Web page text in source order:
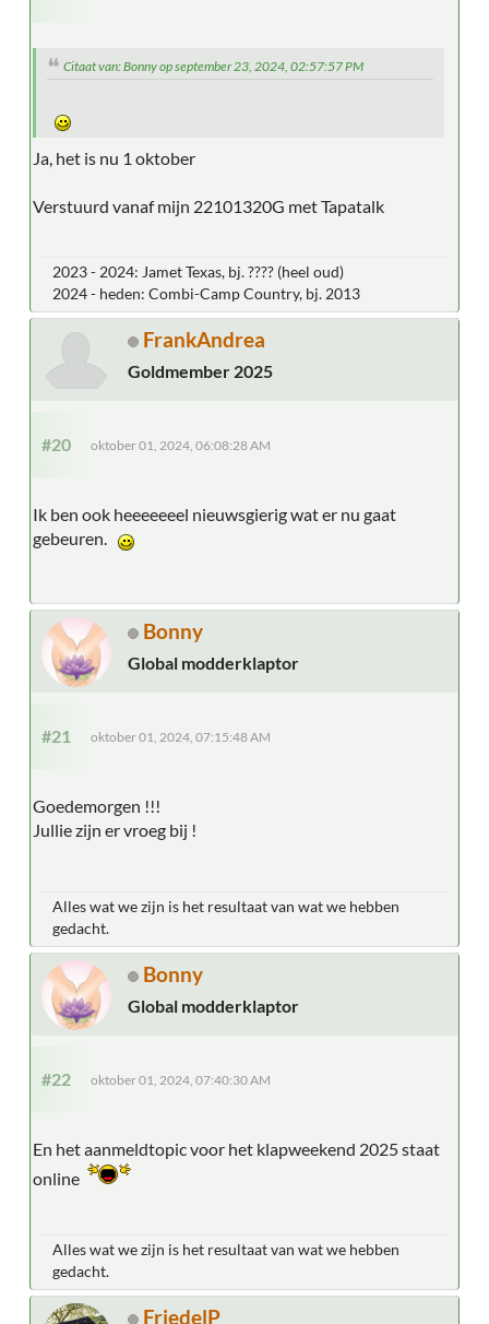
Citaat van: Bonny op september 23, 2024, 02:57:57 PM
Ja, het is nu 1 oktober
Verstuurd vanaf mijn 22101320G met Tapatalk
2023 - 2024: Jamet Texas, bj. ???? (heel oud)
2024 - heden: Combi-Camp Country, bj. 2013
FrankAndrea
Goldmember 2025
#20 oktober 01, 2024, 06:08:28 AM
Ik ben ook heeeeeeel nieuwsgierig wat er nu gaat
gebeuren.
Bonny
Global modderklaptor
#21 oktober 01, 2024, 07:15:48 AM
Goedemorgen !!!
Jullie zijn er vroeg bij !
Alles wat we zijn is het resultaat van wat we hebben
gedacht.
Bonny
Global modderklaptor
#22 oktober 01, 2024, 07:40:30 AM
En het aanmeldtopic voor het klapweekend 2025 staat
online
Alles wat we zijn is het resultaat van wat we hebben
gedacht.
FriedelP